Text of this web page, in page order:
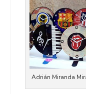
Adrián Miranda